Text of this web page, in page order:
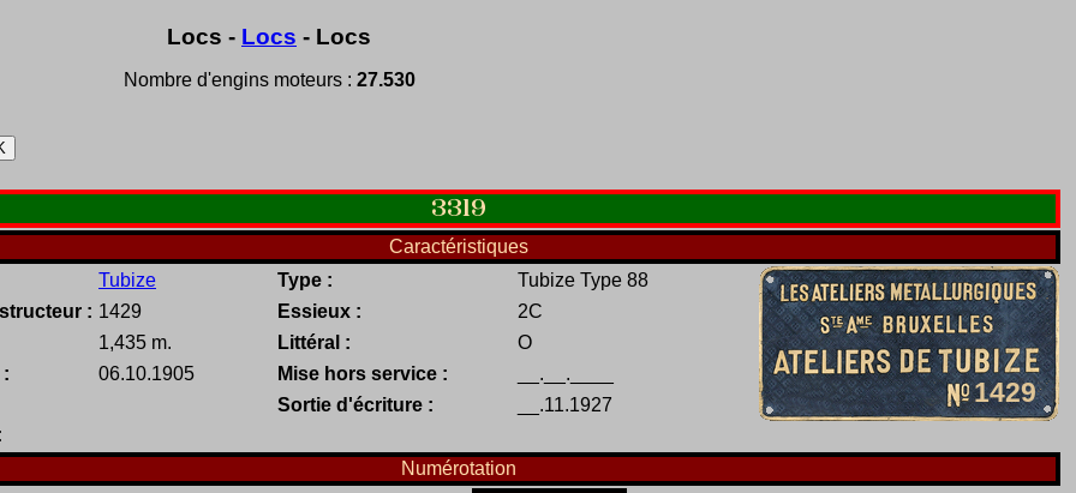
Locs - Locs - Locs
Nombre d'engins moteurs : 27.530
3319
Caractéristiques
Tubize Type : Tubize Type 88
1429
: 1429 Essieux :
2C
1,435 m. Littéral :
O
06.10.1905 Mise hors service :
__.__.____
Sortie d'écriture :
__.11.1927
Numérotation